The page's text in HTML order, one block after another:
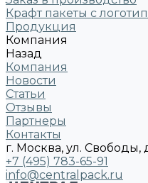
Крафт пакеты с
Продукция
Компания
Назад
Компания
Новости
Статьи
Отзывы
Партнеры
Контакты
г. Москва, ул. Свободы,
+7 (495) 783-65-91
info@centralpack.ru